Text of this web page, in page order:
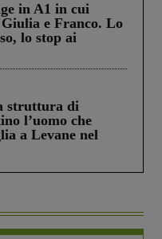
in A1 in cui
e Franco. Lo
lo stop ai
struttura di
l’uomo che
a Levane nel